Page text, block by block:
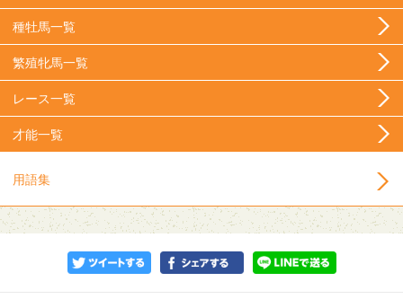
種牡馬一覧
繁殖牝馬一覧
レース一覧
才能一覧
用語集